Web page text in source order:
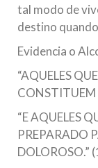
tal modo de
destino
Evidencia o
“AQUELES
CONSTITUEM
“E AQUELES
PREPARADO
DOLOROSO.”